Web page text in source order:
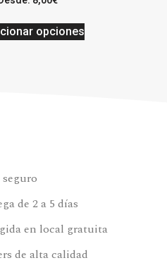
opciones
de 2 a 5 días
en local gratuita
de alta calidad